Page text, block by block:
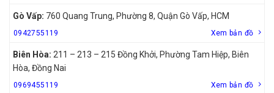
Gò Vấp: 760 Quang Trung, Phường 8, Quận Gò Vấp, HCM
0942755119 Xem bản đồ
Biên Hòa: 211 – 213 – 215 Đồng Khởi, Phường Tam Hiệp, Biên
Hòa, Đồng Nai
0969455119 Xem bản đồ